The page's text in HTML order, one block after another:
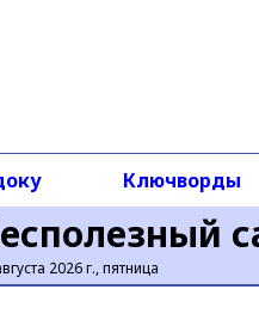
2026 г., пятница
Ключворды